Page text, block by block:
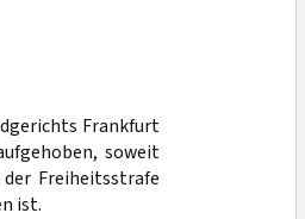
Frankfurt
soweit
Freiheitsstrafe
ist.